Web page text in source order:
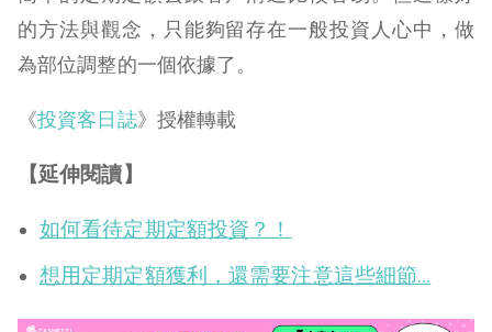
的方法與觀念，只能夠留存在一般投資人心中，做
為部位調整的一個依據了。
《投資客日誌》授權轉載
【延伸閱讀】
如何看待定期定額投資？！
想用定期定額獲利，還需要注意這些細節…